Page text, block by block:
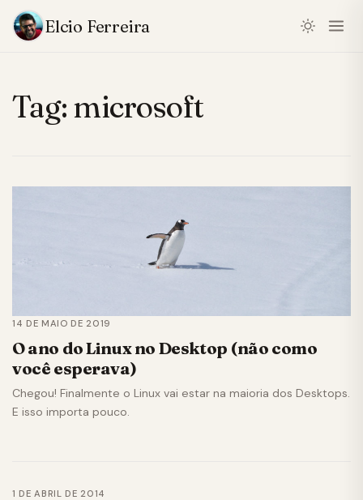
Elcio Ferreira
Tag:microsoft
14 DE MAIO DE 2019
O ano do Linux no Desktop (não como
você esperava)
Chegou! Finalmente o Linux vai estar na maioria dos Desktops.
E isso importa pouco.
1 DE ABRIL DE 2014